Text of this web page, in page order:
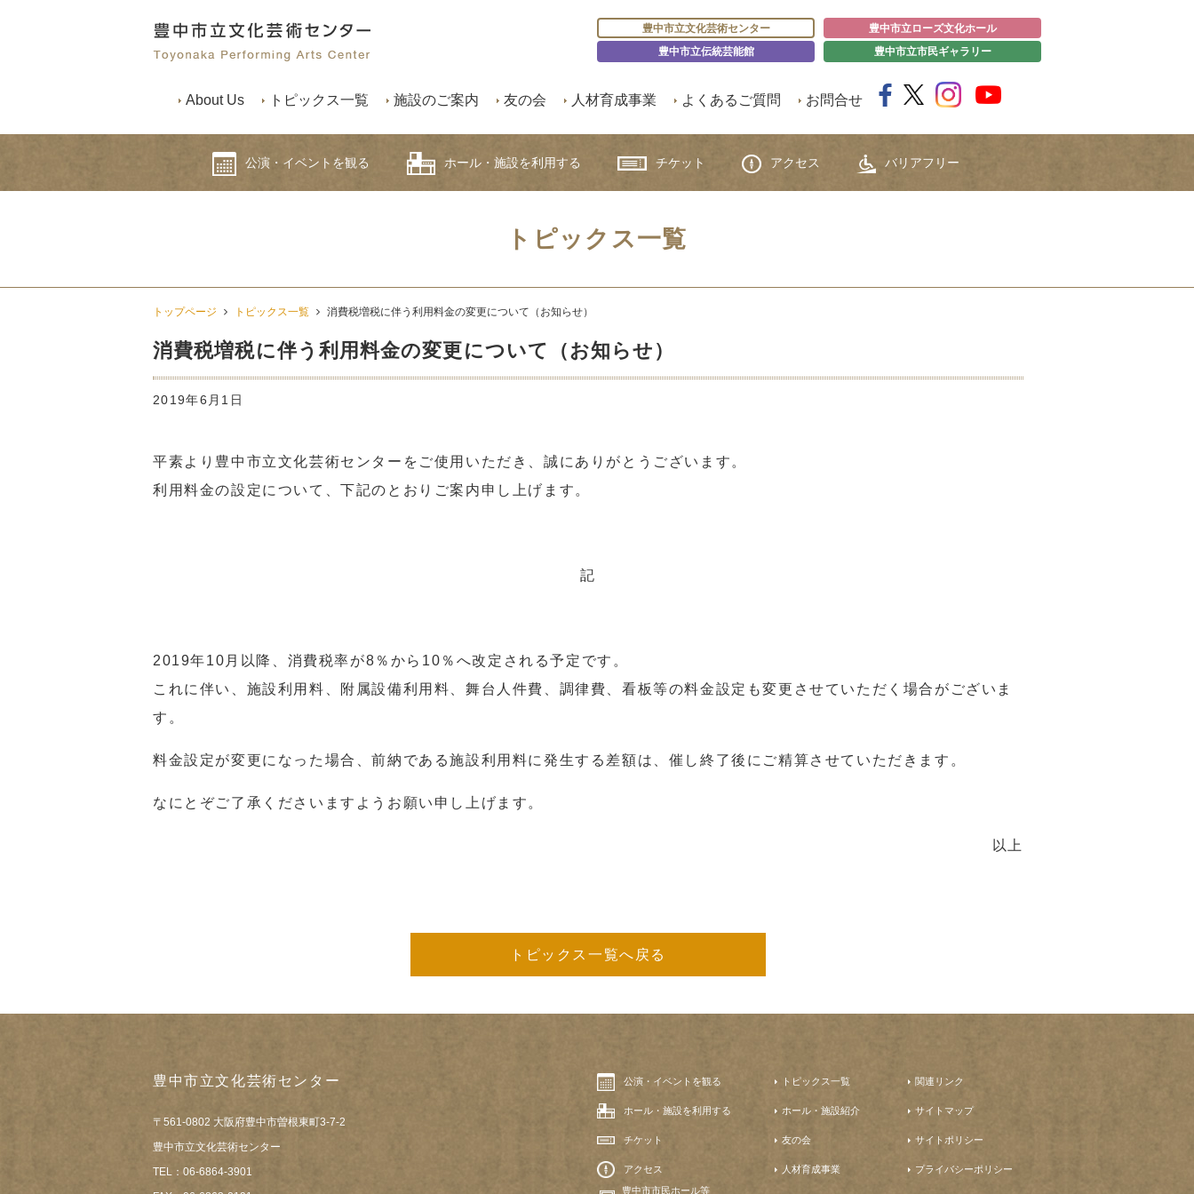
豊中市立文化芸術センター
豊中市立ローズ文化ホール
豊中市立伝統芸能館
豊中市立市民ギャラリー
About Us トピックス一覧 施設のご案内 友の会 人材育成事業 よくあるご質問 お問合せ
公演・イベントを観る ホール・施設を利用する チケット アクセス バリアフリー
トピックス一覧
トップページ トピックス一覧 消費税増税に伴う利用料金の変更について（お知らせ）
消費税増税に伴う利用料金の変更について（お知らせ）
2019年6月1日
平素より豊中市立文化芸術センターをご使用いただき、誠にありがとうございます。
利用料金の設定について、下記のとおりご案内申し上げます。
記
2019年10月以降、消費税率が8％から10％へ改定される予定です。
これに伴い、施設利用料、附属設備利用料、舞台人件費、調律費、看板等の料金設定も変更させていただく場合がございま
す。
料金設定が変更になった場合、前納である施設利用料に発生する差額は、催し終了後にご精算させていただきます。
なにとぞご了承くださいますようお願い申し上げます。
以上
トピックス一覧へ戻る
豊中市立文化芸術センター
〒561-0802 大阪府豊中市曽根東町3-7-2
豊中市立文化芸術センター
TEL：06-6864-3901
公演・イベントを観る
ホール・施設を利用する
チケット
アクセス
豊中市市民ホール等
トピックス一覧
ホール・施設紹介
友の会
人材育成事業
関連リンク
サイトマップ
サイトポリシー
プライバシーポリシー